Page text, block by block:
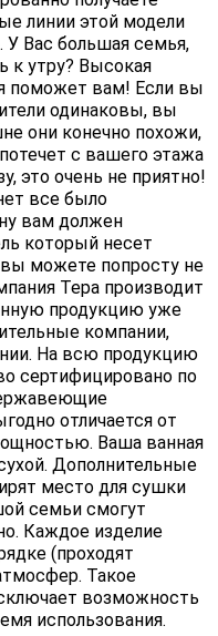
линии этой модели
У Вас большая семья,
к утру? Высокая
поможет вам! Если вы
одинаковы, вы
они конечно похожи,
с вашего этажа
это очень не приятно!
все было
вам должен
который несет
вы можете попросту не
Тера производит
продукцию уже
компании,
На всю продукцию
сертифицировано по
отличается от
Ваша ванная
Дополнительные
место для сушки
семьи смогут
Каждое изделие
(проходят
Такое
возможность
использования.